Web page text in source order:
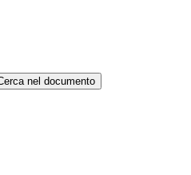
nel documento